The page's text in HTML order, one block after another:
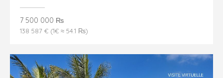
7 500 000 ₨
138 587 € (1€ ≈ 54.1 ₨)